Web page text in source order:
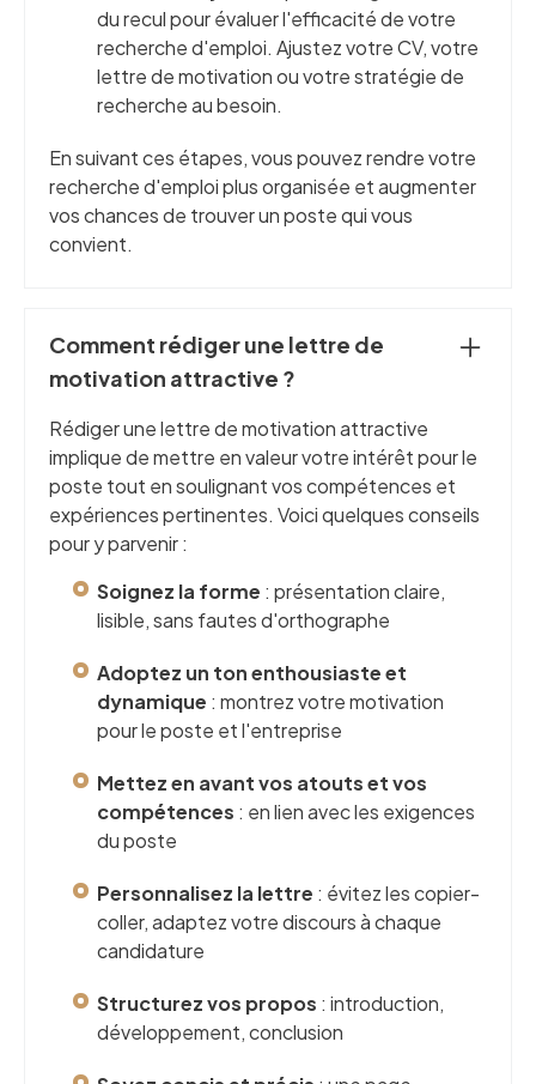
du recul pour évaluer l'efficacité de votre
recherche d'emploi. Ajustez votre CV, votre
lettre de motivation ou votre stratégie de
recherche au besoin.
En suivant ces étapes, vous pouvez rendre votre
recherche d'emploi plus organisée et augmenter
vos chances de trouver un poste qui vous
convient.
Comment rédiger une lettre de
motivation attractive ?
Rédiger une lettre de motivation attractive
implique de mettre en valeur votre intérêt pour le
poste tout en soulignant vos compétences et
expériences pertinentes. Voici quelques conseils
pour y parvenir :
Soignez la forme : présentation claire,
lisible, sans fautes d'orthographe
Adoptez un ton enthousiaste et
dynamique : montrez votre motivation
pour le poste et l'entreprise
Mettez en avant vos atouts et vos
compétences : en lien avec les exigences
du poste
Personnalisez la lettre : évitez les copier-
coller, adaptez votre discours à chaque
candidature
Structurez vos propos : introduction,
développement, conclusion